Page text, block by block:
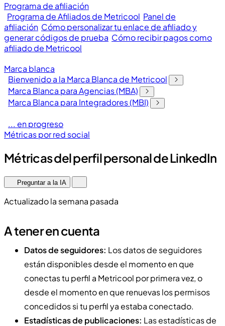
Programa de afiliación
Programa de Afiliados de Metricool Panel de
afiliación Cómo personalizar tu enlace de afiliado y
generar códigos de prueba Cómo recibir pagos como
afiliado de Metricool
Marca blanca
Bienvenido a la Marca Blanca de Metricool
Marca Blanca para Agencias (MBA)
Marca Blanca para Integradores (MBI)
... en progreso
Métricas por red social
Métricas del perfil personal de LinkedIn
Preguntar a la IA
Actualizado la semana pasada
A tener en cuenta
Datos de seguidores: Los datos de seguidores
están disponibles desde el momento en que
conectas tu perfil a Metricool por primera vez, o
desde el momento en que renuevas los permisos
concedidos si tu perfil ya estaba conectado.
Estadísticas de publicaciones: Las estadísticas de